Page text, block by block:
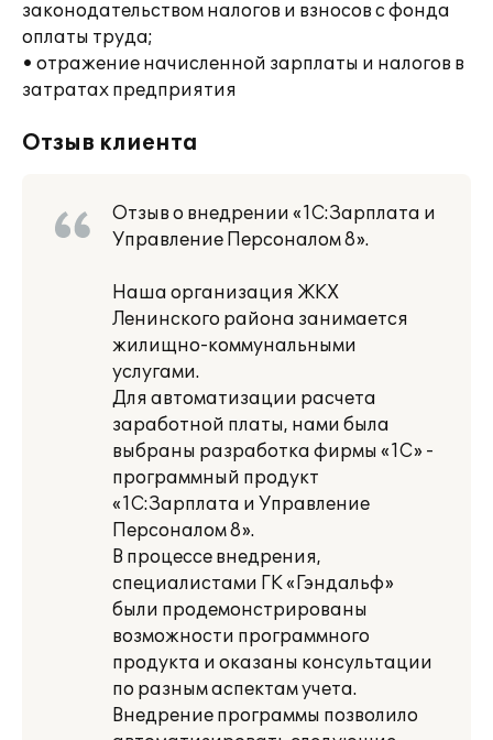
законодательством налогов и взносов с фонда
оплаты труда;
• отражение начисленной зарплаты и налогов в
затратах предприятия
Отзыв клиента
Отзыв о внедрении «1С:Зарплата и
Управление Персоналом 8».
Наша организация ЖКХ
Ленинского района занимается
жилищно-коммунальными
услугами.
Для автоматизации расчета
заработной платы, нами была
выбраны разработка фирмы «1С» -
программный продукт
«1С:Зарплата и Управление
Персоналом 8».
В процессе внедрения,
специалистами ГК «Гэндальф»
были продемонстрированы
возможности программного
продукта и оказаны консультации
по разным аспектам учета.
Внедрение программы позволило